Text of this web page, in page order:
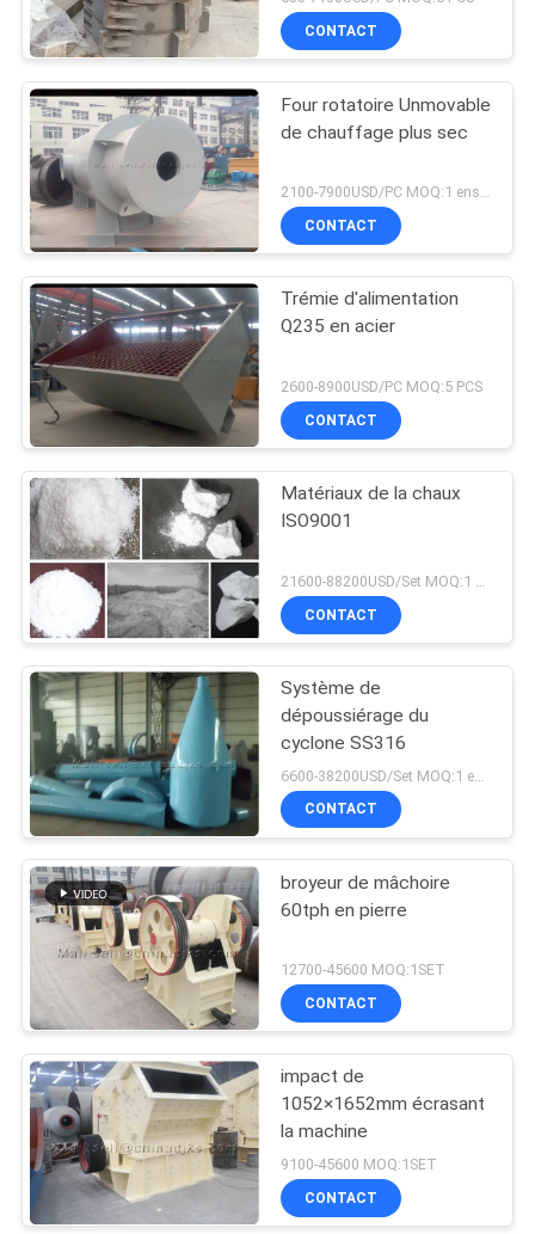
CONTACT
Four rotatoire Unmovable
de chauffage plus sec
2100-7900USD/PC MOQ:1 ensemble
CONTACT
Trémie d'alimentation
Q235 en acier
2600-8900USD/PC MOQ:5 PCS
CONTACT
Matériaux de la chaux
ISO9001
CONTACT
Système de
dépoussiérage du
cyclone SS316
CONTACT
broyeur de mâchoire
60tph en pierre
12700-45600 MOQ:1SET
CONTACT
impact de
1052×1652mm écrasant
la machine
9100-45600 MOQ:1SET
CONTACT